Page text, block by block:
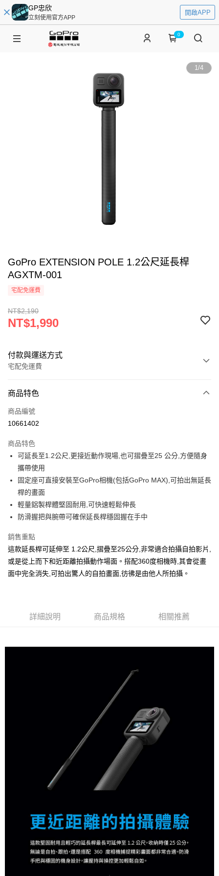
GP忠欣
立刻使用官方APP
開啟APP
0
1/4
GoPro EXTENSION POLE 1.2公尺延長桿
AGXTM-001
宅配免運費
NT$2,190
NT$1,990
付款與運送方式
宅配免運費
信用卡一次付款
信用卡分期付款
合作金庫商業銀行
華南商業銀行
彰化商業銀行
上海商業儲蓄銀行
國泰世華商業銀行
兆豐國際商業銀行
臺灣中小企業銀行
匯豐（台灣）商業銀行
華泰商業銀行
聯邦商業銀行
遠東國際商業銀行
元大商業銀行
永豐商業銀行
台新國際商業銀行
台灣樂天信用卡公司
6 期 0 利率 每期
華南商業銀行
上海商業儲蓄銀行
台北富邦商業銀行
國泰世華商業銀行
臺灣中小企業銀行
台中商業銀行
匯豐（台灣）商業銀行
華泰商業銀行
元大商業銀行
玉山商業銀行
星展（台灣）商業銀行
台灣樂天信用卡公司
LINE Pay
Apple Pay
悠遊付
全盈+PAY
宅配
免運費
商品特色
商品編號
10661402
商品特色
可延長至1.2公尺,更接近動作現場,也可摺疊至25 公分,方便隨身
攜帶使用
固定座可直接安裝至GoPro相機(包括GoPro MAX),可拍出無延長
桿的畫面
輕量鋁製桿體堅固耐用,可快速輕鬆伸長
防滑握把與腕帶可確保延長桿穩固握在手中
銷售重點
這款延長桿可延伸至 1.2公尺,摺疊至25公分,非常適合拍攝自拍影片,
或是從上而下和近距離拍攝動作場面。搭配360度相機時,其會從畫
面中完全消失,可拍出驚人的自拍畫面,彷彿是由他人所拍攝。
詳細說明 商品規格 相關推薦